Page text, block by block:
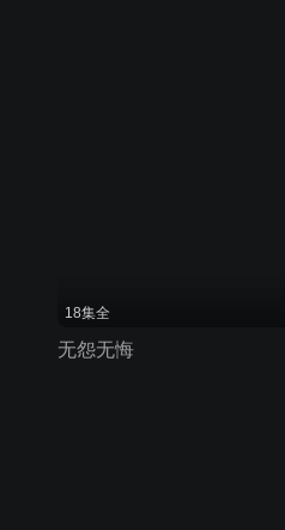
18集全
无怨无悔